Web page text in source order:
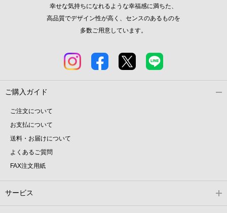
幸せな気持ちになれるような幸福感に満ちた、
高品質でデザイン性が高く、センスのあるものを
多数ご用意しています。
ご購入ガイド
ご注文について
お支払について
送料・お届けについて
よくあるご質問
FAX注文用紙
サービス